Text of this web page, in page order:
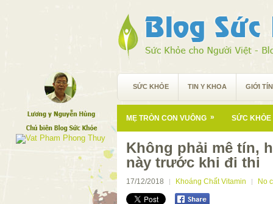
SỨC KHỎE TIN Y KHOA GIỚI
MẸ TRÒN CON VUÔNG » SỨC KHỎE
Không phải mê tín,
này trước khi đi thi
17/12/2018 Khoáng Chất Vitamin No